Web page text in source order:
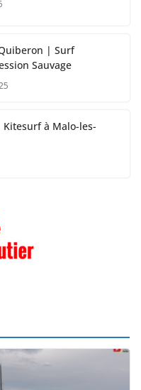
| Surf
Sauvage
à Malo-les-